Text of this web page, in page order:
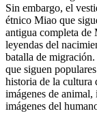
Sin embargo, el
étnico Miao que
antigua completa de
leyendas del
batalla de
que siguen
historia de la cultura
imágenes de animal,
imágenes del